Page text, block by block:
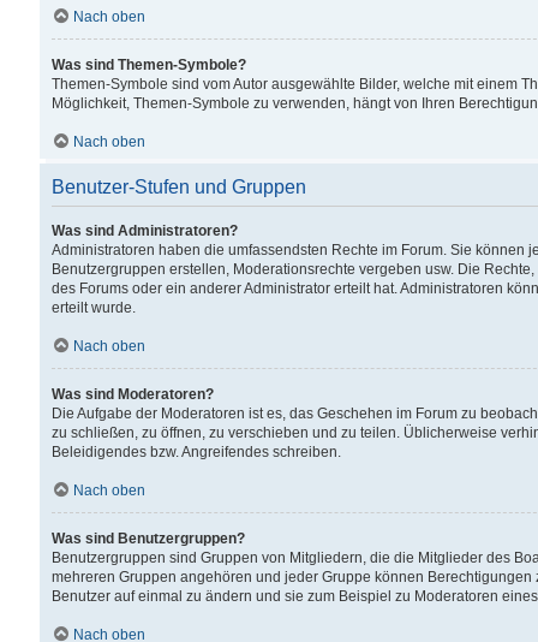
Nach oben
Was sind Themen-Symbole?
Themen-Symbole sind vom Autor ausgewählte Bilder, welche mit einem
Möglichkeit, Themen-Symbole zu verwenden, hängt von Ihren
Nach oben
Benutzer-Stufen und Gruppen
Was sind Administratoren?
Administratoren haben die umfassendsten Rechte im Forum. Sie können
Benutzergruppen erstellen, Moderationsrechte vergeben usw. Die
des Forums oder ein anderer Administrator erteilt hat. Administratoren
erteilt wurde.
Nach oben
Was sind Moderatoren?
Die Aufgabe der Moderatoren ist es, das Geschehen im Forum zu
zu schließen, zu öffnen, zu verschieben und zu teilen. Üblicherweise
Beleidigendes bzw. Angreifendes schreiben.
Nach oben
Was sind Benutzergruppen?
Benutzergruppen sind Gruppen von Mitgliedern, die die Mitglieder des
mehreren Gruppen angehören und jeder Gruppe können
Benutzer auf einmal zu ändern und sie zum Beispiel zu Moderatoren
Nach oben